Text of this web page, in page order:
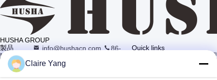
HUSHA GROUP
製品
誘導され
たエネル
ギー兵器
info@hushacn.com
86-
17階,ブロック9A,バオネン科
Quick links
品質管理
プライバシー
Claire Yang